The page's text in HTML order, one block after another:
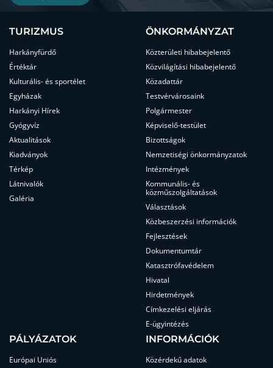
TURIZMUS
Harkányfürdő
Értéktár
Kulturális- és sportélet
Egyházak
Harkányi Hírek
Gyógyvíz
Aktualitások
Kiadványok
Térkép
Látnivalók
Galéria
ÖNKORMÁNYZAT
Közterületi hibabejelentő
Közvilágítási hibabejelentő
Közadattár
Testvérvárosaink
Polgármester
Képviselő-testület
Bizottságok
Nemzetiségi önkormányzatok
Intézmények
Kommunális- és
közműszolgáltatások
Választások
Közbeszerzési információk
Fejlesztések
Dokumentumtár
Katasztrófavédelem
Hivatal
Hirdetmények
Címkezelési eljárás
E-ügyintézés
PÁLYÁZATOK
Európai Uniós
INFORMÁCIÓK
Közérdekű adatok